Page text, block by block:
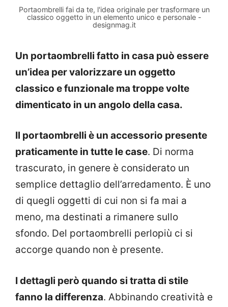
Portaombrelli fai da te, l'idea originale per trasformare un
classico oggetto in un elemento unico e personale -
designmag.it
Un portaombrelli fatto in casa può essere
un’idea per valorizzare un oggetto
classico e funzionale ma troppe volte
dimenticato in un angolo della casa.
Il portaombrelli è un accessorio presente
praticamente in tutte le case. Di norma
trascurato, in genere è considerato un
semplice dettaglio dell’arredamento. È uno
di quegli oggetti di cui non si fa mai a
meno, ma destinati a rimanere sullo
sfondo. Del portaombrelli perlopiù ci si
accorge quando non è presente.
I dettagli però quando si tratta di stile
fanno la differenza. Abbinando creatività e